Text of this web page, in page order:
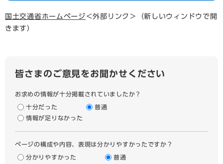
国土交通省ホームページ ＜外部リンク＞
（新しいウィンドウで開
きます）​
皆さまのご意見をお聞かせください
お求めの情報が十分掲載されていましたか？
十分だった
普通
情報が足りなかった
ページの構成や内容、表現は分かりやすかったですか？
分かりやすかった
普通